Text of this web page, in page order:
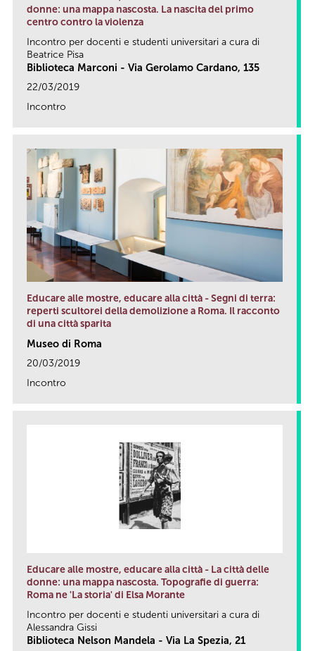
donne: una mappa nascosta. La nascita del primo
centro contro la violenza
Incontro per docenti e studenti universitari a cura di
Beatrice Pisa
Biblioteca Marconi - Via Gerolamo Cardano, 135
22/03/2019
Incontro
Educare alle mostre, educare alla città - Segni di terra:
reperti scultorei della demolizione a Roma. Il racconto
di una città sparita
Museo di Roma
20/03/2019
Incontro
Educare alle mostre, educare alla città - La città delle
donne: una mappa nascosta. Topografie di guerra:
Roma ne 'La storia' di Elsa Morante
Incontro per docenti e studenti universitari a cura di
Alessandra Gissi
Biblioteca Nelson Mandela - Via La Spezia, 21